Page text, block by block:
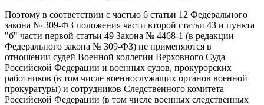
Поэтому в соответствии с частью 6 статьи 12 Федерального
закона № 309-ФЗ положения части второй статьи 43 и пункта
"б" части первой статьи 49 Закона № 4468-1 (в редакции
Федерального закона № 309-ФЗ) не применяются в
отношении судей Военной коллегии Верховного Суда
Российской Федерации и военных судов, прокурорских
работников (в том числе военнослужащих органов военной
прокуратуры) и сотрудников Следственного комитета
Российской Федерации (в том числе военных следственных